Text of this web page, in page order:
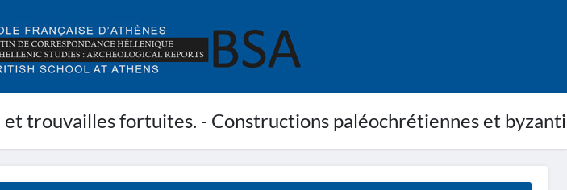
et trouvailles fortuites. - Constructions paléochrétiennes et